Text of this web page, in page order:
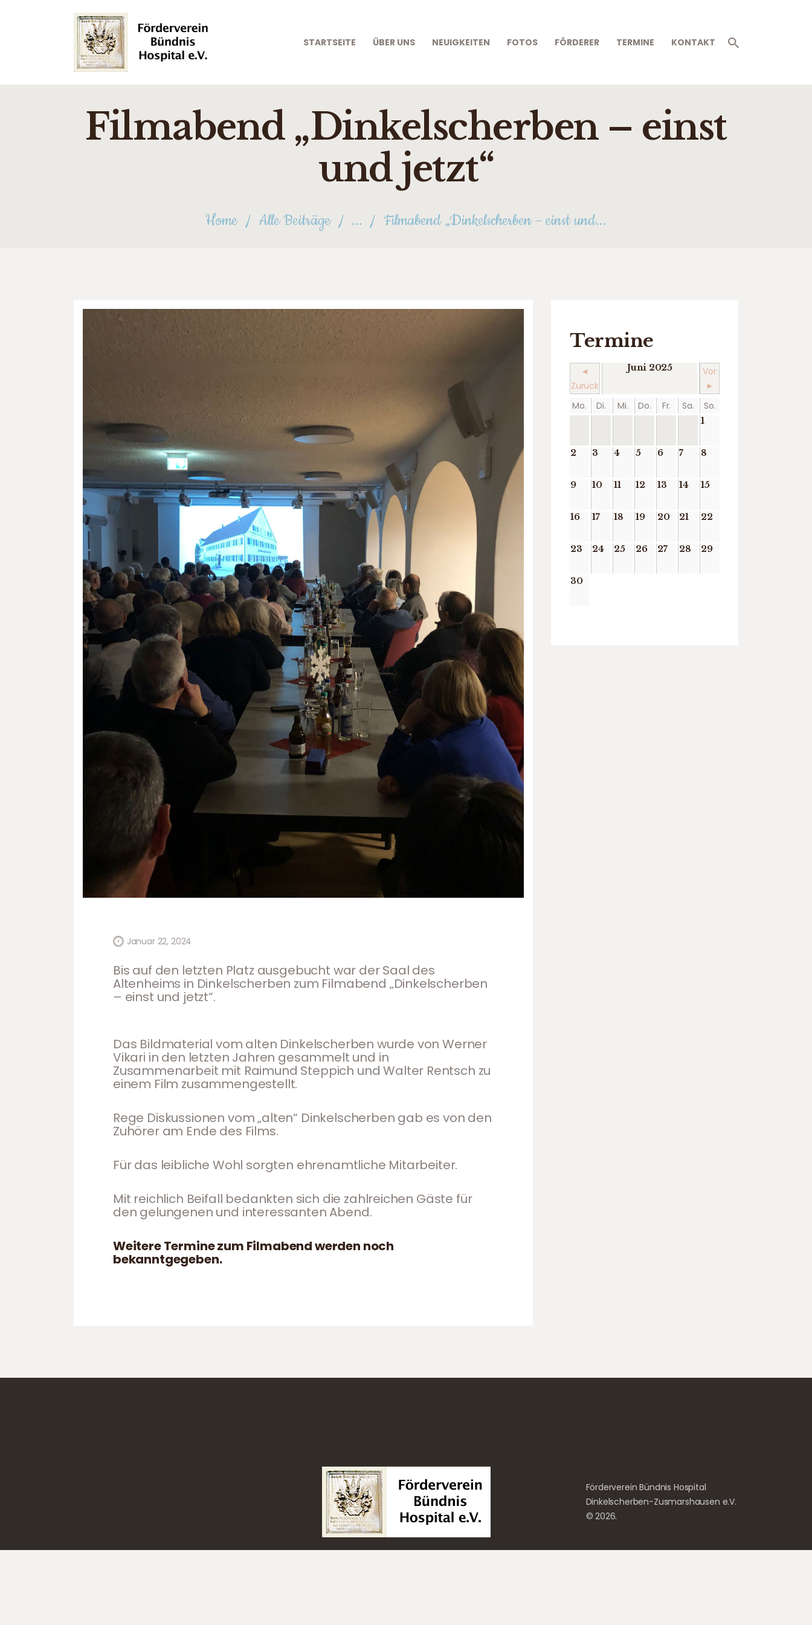
STARTSEITE ÜBER UNS NEUIGKEITEN FOTOS FÖRDERER TERMINE KONTAKT
Filmabend „Dinkelscherben – einst
und jetzt“
Home Alle Beiträge ... Filmabend „Dinkelscherben – einst und...
ÜBER UNS
FOTOS
FÖRDERER
TERMINE
KONTAKT
Januar 22, 2024
Bis auf den letzten Platz ausgebucht war der Saal des
Altenheims in Dinkelscherben zum Filmabend „Dinkelscherben
– einst und jetzt“.
Das Bildmaterial vom alten Dinkelscherben wurde von Werner
Vikari in den letzten Jahren gesammelt und in
Zusammenarbeit mit Raimund Steppich und Walter Rentsch zu
einem Film zusammengestellt.
Rege Diskussionen vom „alten“ Dinkelscherben gab es von den
Zuhörer am Ende des Films.
Für das leibliche Wohl sorgten ehrenamtliche Mitarbeiter.
Mit reichlich Beifall bedankten sich die zahlreichen Gäste für
den gelungenen und interessanten Abend.
Weitere Termine zum Filmabend werden noch
bekanntgegeben.
Termine
◄
Zurück
Juni 2025
Vor
►
Mo.
Di. Mi. Do. Fr. Sa. So.
1
2 3 4 5 6 7 8
9 10 11 12 13 14 15
16 17 18 19 20 21 22
23 24 25 26 27 28 29
30
Förderverein Bündnis Hospital
Dinkelscherben-Zusmarshausen e.V.
© 2026.